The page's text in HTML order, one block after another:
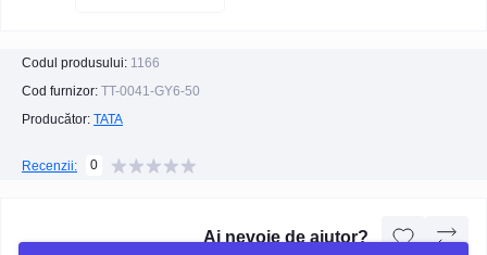
Codul produsului: 1166
Cod furnizor: TT-0041-GY6-50
Producător: TATA
Recenzii: 0
Ai nevoie de ajutor?